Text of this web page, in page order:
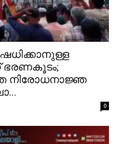
ഭരണകൂടം;
നിരോധനാജ്ഞ
0